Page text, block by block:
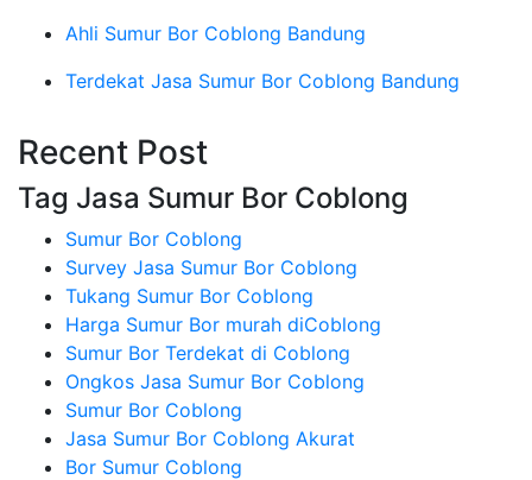
Ahli Sumur Bor Coblong Bandung
Terdekat Jasa Sumur Bor Coblong Bandung
Recent Post
Tag Jasa Sumur Bor Coblong
Sumur Bor Coblong
Survey Jasa Sumur Bor Coblong
Tukang Sumur Bor Coblong
Harga Sumur Bor murah diCoblong
Sumur Bor Terdekat di Coblong
Ongkos Jasa Sumur Bor Coblong
Sumur Bor Coblong
Jasa Sumur Bor Coblong Akurat
Bor Sumur Coblong